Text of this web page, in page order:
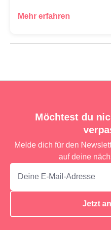
Mehr erfahren
Möchtest du
Melde dich für den
auf deine
Jetzt